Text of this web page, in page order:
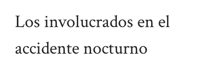
Los involucrados en el
accidente nocturno